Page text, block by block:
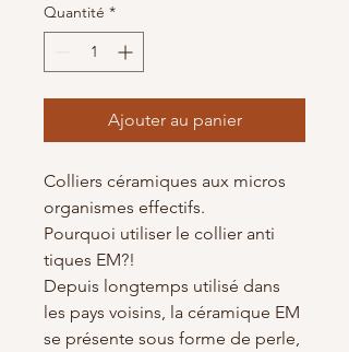
Quantité *
Ajouter au panier
Colliers céramiques aux micros
organismes effectifs.
Pourquoi utiliser le collier anti
tiques EM?!
Depuis longtemps utilisé dans
les pays voisins, la céramique EM
se présente sous forme de perle,